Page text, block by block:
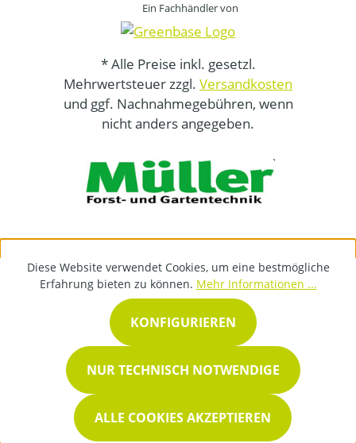
Ein Fachhändler von
* Alle Preise inkl. gesetzl.
Mehrwertsteuer zzgl. Versandkosten
und ggf. Nachnahmegebühren, wenn
nicht anders angegeben.
Diese Website verwendet Cookies, um eine bestmögliche
Erfahrung bieten zu können. Mehr Informationen ...
NUR TECHNISCH NOTWENDIGE
KONFIGURIEREN
ALLE COOKIES AKZEPTIEREN